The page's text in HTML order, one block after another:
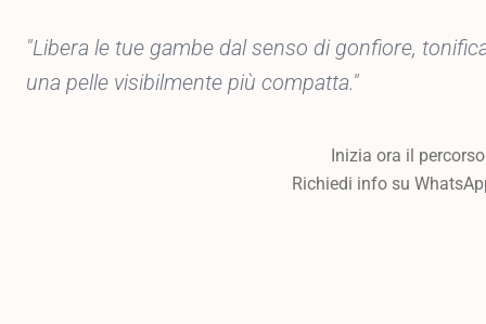
"Libera le tue gambe dal senso di gonfiore,
una pelle visibilmente più compatta."
Inizia ora il percorso
Richiedi info su